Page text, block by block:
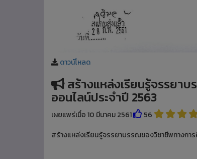
ดาวน์โหลด
สร้างแหล่งเรียนรู้จรรยา
ออนไลน์ประจำปี 2563
เผยแพร่เมื่อ 10 มีนาคม 2561 56
สร้างแหล่งเรียนรู้จรรยาบรรณของวิชาชีพทางกา